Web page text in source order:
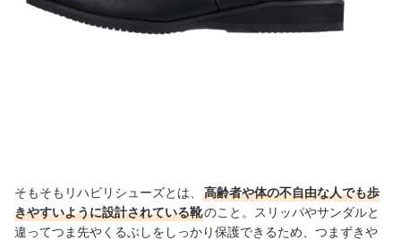
そもそもリハビリシューズとは、
高齢者や体の不自由な人でも歩
きやすいように設計されている靴のこと。スリッパやサンダルと
違ってつま先やくるぶしをしっかり保護できるため、つまずきや